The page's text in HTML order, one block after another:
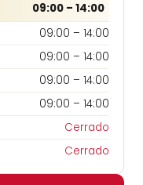
09:00 – 14:00
09:00 – 14:00
09:00 – 14:00
09:00 – 14:00
09:00 – 14:00
Cerrado
Cerrado